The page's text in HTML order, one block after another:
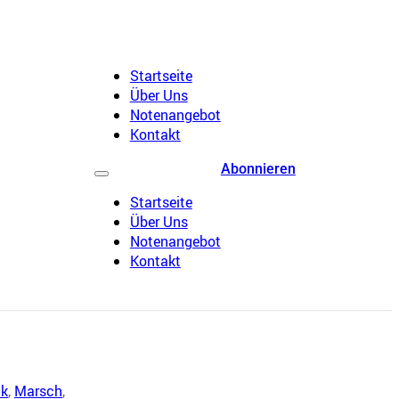
Startseite
Über Uns
Notenangebot
Kontakt
Startseite
Über Uns
Notenangebot
Kontakt
Abonnieren
, Marsch,